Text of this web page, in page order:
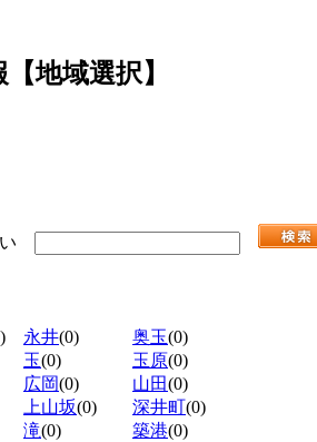
地域選択】
い
永井(0) 奥玉(0)
玉(0) 玉原(0)
広岡(0) 山田(0)
上山坂(0) 深井町(0)
滝(0) 築港(0)